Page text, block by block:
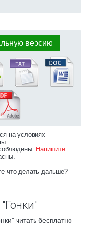
версию
на условиях
Напишите
что делать дальше?
читать бесплатно